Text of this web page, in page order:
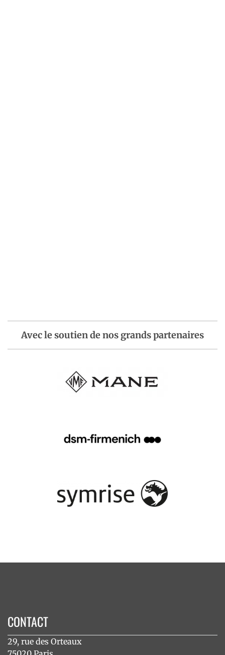
Avec le soutien de nos grands partenaires
CONTACT
29, rue des Orteaux